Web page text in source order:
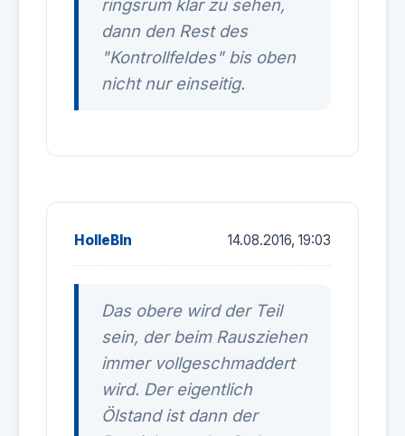
ringsrum klar zu sehen,
dann den Rest des
"Kontrollfeldes" bis oben
nicht nur einseitig.
HolleBln 14.08.2016, 19:03
Das obere wird der Teil
sein, der beim Rausziehen
immer vollgeschmaddert
wird. Der eigentlich
Ölstand ist dann der